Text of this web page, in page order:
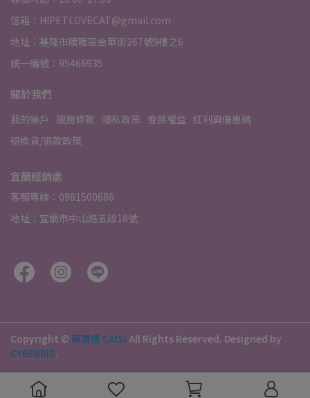
信箱：HIPETLOVECAT@gmail.com
地址：基隆市暖暖區金華街267號9樓之6
統一編號：95466935
關於我們
我的帳戶 服務條款 隱私政策 會員權益 紅利與優惠碼
退換貨/退款政策
宜蘭經銷處
客服專線：0981500686
地址：宜蘭市中山路五段18號
Copyright © 萌寶堡 CAISI All Rights Reserved. Designed by
CYBERBIZ.